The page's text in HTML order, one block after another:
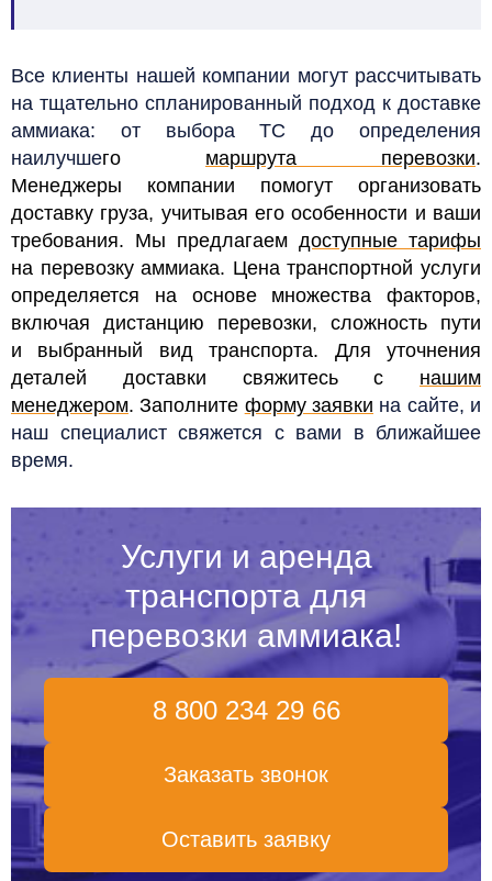
Все клиенты нашей компании могут рассчитывать
на тщательно спланированный подход к доставке
аммиака: от выбора ТС до определения
наилучшего маршрута перевозки.
Менеджеры компании помогут организовать
доставку груза, учитывая его особенности и ваши
требования. Мы предлагаем доступные тарифы
на перевозку аммиака. Цена транспортной услуги
определяется на основе множества факторов,
включая дистанцию перевозки, сложность пути
и выбранный вид транспорта. Для уточнения
деталей доставки свяжитесь с нашим
менеджером. Заполните форму заявки на сайте, и
наш специалист свяжется с вами в ближайшее
время.
Услуги и аренда
транспорта для
перевозки аммиака!
8 800 234 29 66
Заказать звонок
Оставить заявку